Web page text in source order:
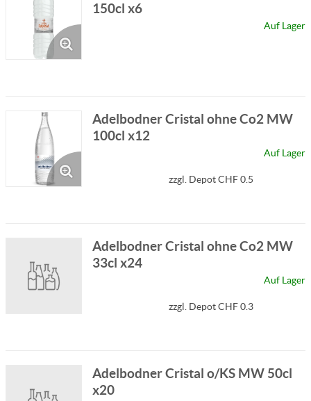
150cl x6
Auf Lager
Adelbodner Cristal ohne Co2 MW
100cl x12
Auf Lager
zzgl. Depot CHF 0.5
Adelbodner Cristal ohne Co2 MW
33cl x24
Auf Lager
zzgl. Depot CHF 0.3
Adelbodner Cristal o/KS MW 50cl
x20